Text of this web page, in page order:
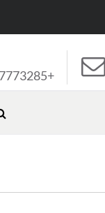
+86-13967773285